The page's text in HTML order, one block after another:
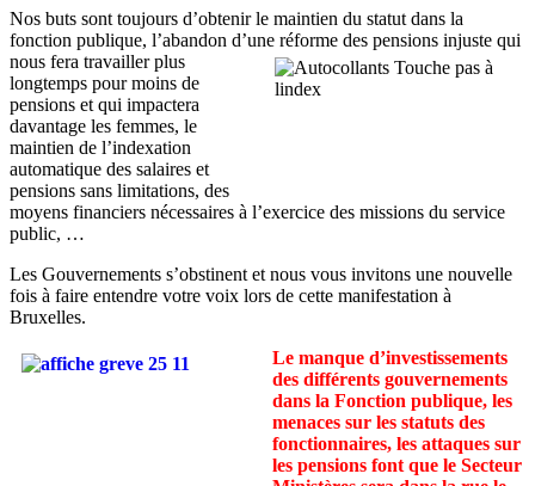
Nos buts sont toujours d’obtenir le maintien du statut dans la
fonction publique, l’abandon d’une réforme des pensions injuste qui
nous fera travailler plus
longtemps pour moins de
pensions et qui impactera
davantage les femmes, le
maintien de l’indexation
automatique des salaires et
pensions sans limitations, des
moyens financiers nécessaires à l’exercice des missions du service
public, …
Les Gouvernements s’obstinent et nous vous invitons une nouvelle
fois à faire entendre votre voix lors de cette manifestation à
Bruxelles.
Le manque d’investissements
des différents gouvernements
dans la Fonction publique, les
menaces sur les statuts des
fonctionnaires, les attaques sur
les pensions font que le Secteur